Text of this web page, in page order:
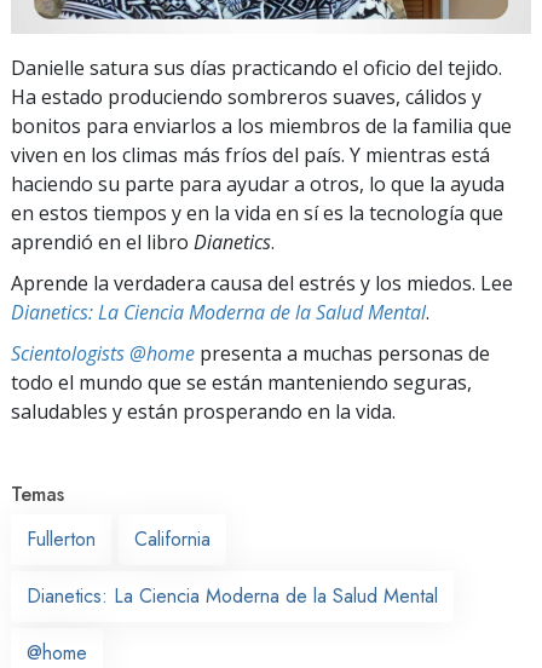
Danielle satura sus días practicando el oficio del tejido.
Ha estado produciendo sombreros suaves, cálidos y
bonitos para enviarlos a los miembros de la familia que
viven en los climas más fríos del país. Y mientras está
haciendo su parte para ayudar a otros, lo que la ayuda
en estos tiempos y en la vida en sí es la tecnología que
aprendió en el libro Dianetics.
Aprende la verdadera causa del estrés y los miedos. Lee
Dianetics: La Ciencia Moderna de la Salud Mental.
Scientologists @home presenta a muchas personas de
todo el mundo que se están manteniendo seguras,
saludables y están prosperando en la vida.
Temas
Fullerton
California
Dianetics: La Ciencia Moderna de la Salud Mental
@home